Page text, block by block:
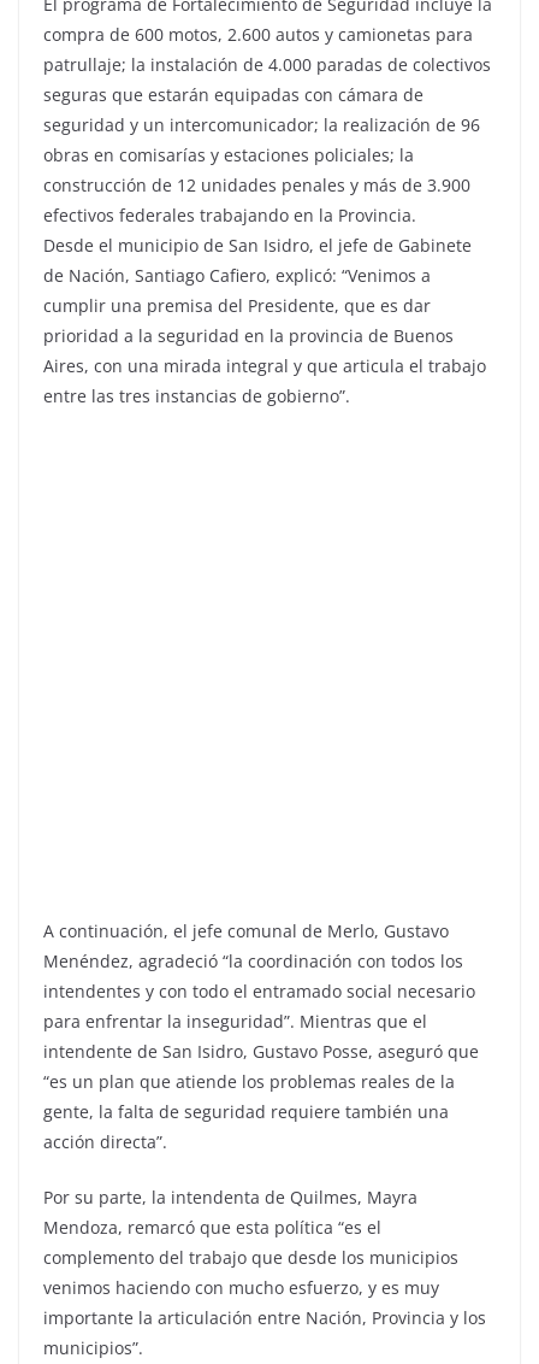
compra de 600 motos, 2.600 autos y camionetas para
patrullaje; la instalación de 4.000 paradas de colectivos
seguras que estarán equipadas con cámara de
seguridad y un intercomunicador; la realización de 96
obras en comisarías y estaciones policiales; la
construcción de 12 unidades penales y más de 3.900
efectivos federales trabajando en la Provincia.
Desde el municipio de San Isidro, el jefe de Gabinete
de Nación, Santiago Cafiero, explicó: “Venimos a
cumplir una premisa del Presidente, que es dar
prioridad a la seguridad en la provincia de Buenos
Aires, con una mirada integral y que articula el trabajo
entre las tres instancias de gobierno”.
A continuación, el jefe comunal de Merlo, Gustavo
Menéndez, agradeció “la coordinación con todos los
intendentes y con todo el entramado social necesario
para enfrentar la inseguridad”. Mientras que el
intendente de San Isidro, Gustavo Posse, aseguró que
“es un plan que atiende los problemas reales de la
gente, la falta de seguridad requiere también una
acción directa”.
Por su parte, la intendenta de Quilmes, Mayra
Mendoza, remarcó que esta política “es el
complemento del trabajo que desde los municipios
venimos haciendo con mucho esfuerzo, y es muy
importante la articulación entre Nación, Provincia y los
municipios”.